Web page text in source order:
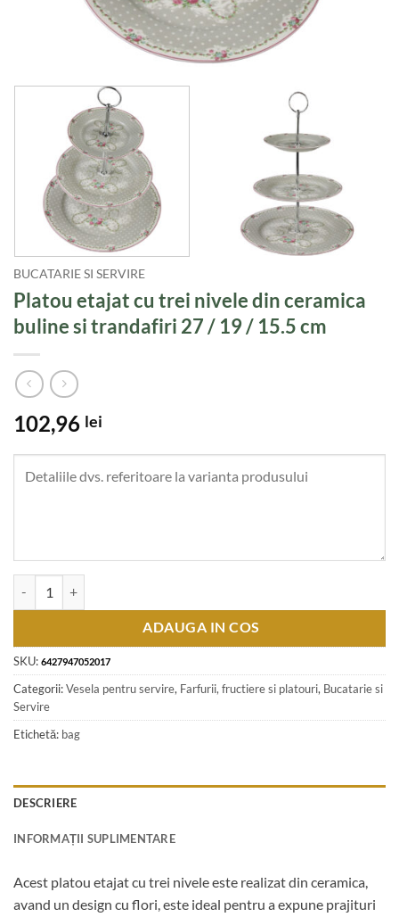
BUCATARIE SI SERVIRE
Platou etajat cu trei nivele din ceramica
buline si trandafiri 27 / 19 / 15.5 cm
102,96 lei
ADAUGA IN COS
SKU: 6427947052017
Categorii:Vesela pentru servire, Farfurii, fructiere si platouri, Bucatarie si
Servire
Etichetă: bag
DESCRIERE
INFORMAȚII SUPLIMENTARE
Acest platou etajat cu trei nivele este realizat din ceramica,
avand un design cu flori, este ideal pentru a expune prajituri